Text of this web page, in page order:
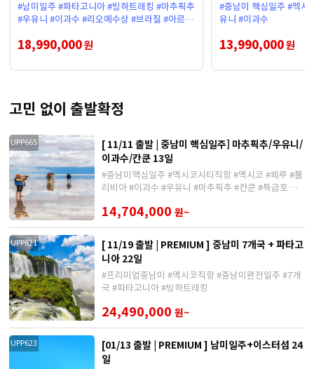
#남미일주 #파타고니아 #빙하트래킹 #마추픽추
#우유니 #이과수 #리오예수상 #브라질 #아르헨
18,990,000원
#중남미 핵심일주 #멕시
유니 #이과수
13,990,000원
고민 없이 출발확정
UPP665
[ 11/11 출발 | 중남미 핵심일주] 마추픽추/우유니/
이과수/칸쿤 13일
#중남미핵심일주 #멕시코시티직항 #멕시코 #페루 #볼
리비아 #이과수 #우유니 #마추픽추 #칸쿤 #특급호텔숙
14,704,000 원~
UPP621
[ 11/19 출발 | PREMIUM ] 중남미 7개국 + 파타고
니아 22일
#프리미엄중남미 #멕시코직항 #중남미완전일주 #7개
국 #파타고니아 #빙하트래킹
24,490,000 원~
UPP623
[01/13 출발 | PREMIUM ] 남미일주+이스터섬 24
일